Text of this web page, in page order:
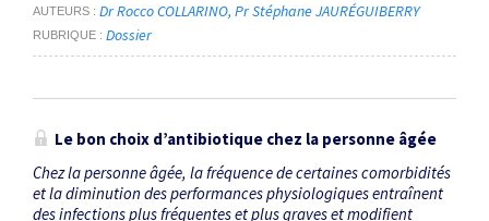
AUTEURS Dr Rocco COLLARINO Pr Stéphane JAURÉGUIBERRY
RUBRIQUE Dossier
Le bon choix d’antibiotique chez la personne âgée
Chez la personne âgée, la fréquence de certaines comorbidités
et la diminution des performances physiologiques entraînent
des infections plus fréquentes et plus graves et modifient